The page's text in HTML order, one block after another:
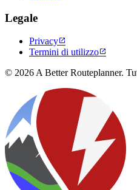
Legale
Privacy
Termini di utilizzo
© 2026 A Better Routeplanner.